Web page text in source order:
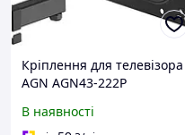
Кріплення для телевізора
AGN AGN43-222P
В наявності